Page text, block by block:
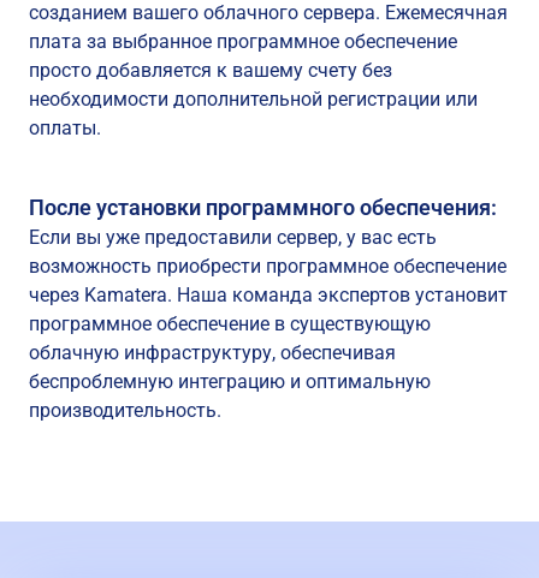
созданием вашего облачного сервера. Ежемесячная
плата за выбранное программное обеспечение
просто добавляется к вашему счету без
необходимости дополнительной регистрации или
оплаты.
После установки программного обеспечения:
Если вы уже предоставили сервер, у вас есть
возможность приобрести программное обеспечение
через Kamatera. Наша команда экспертов установит
программное обеспечение в существующую
облачную инфраструктуру, обеспечивая
беспроблемную интеграцию и оптимальную
производительность.